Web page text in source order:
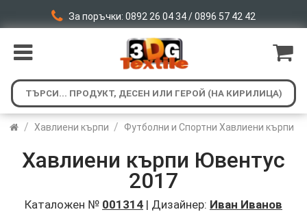
За поръчки: 0892 26 04 34 / 0896 57 42 42
/ Хавлиени кърпи / Футболни и Спортни Хавлиени кърпи
Хавлиени кърпи Ювентус
2017
Каталожен № 001314 | Дизайнер: Иван Иванов